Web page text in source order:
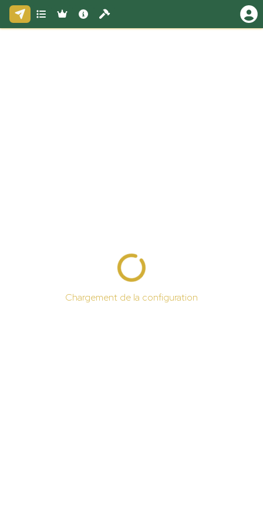
Chargement de la configuration